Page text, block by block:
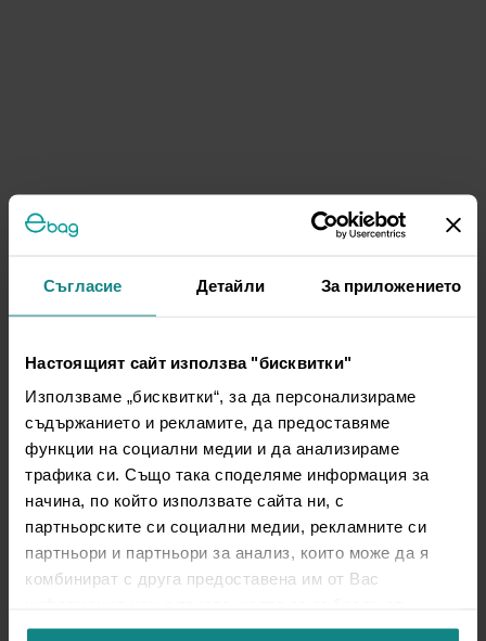
Съгласие Детайли За приложението
Настоящият сайт използва "бисквитки"
Използваме „бисквитки“, за да персонализираме
съдържанието и рекламите, да предоставяме
функции на социални медии и да анализираме
трафика си. Също така споделяме информация за
начина, по който използвате сайта ни, с
партньорските си социални медии, рекламните си
партньори и партньори за анализ, които може да я
комбинират с друга предоставена им от Вас
ползването от Ваша страна на услугите им.